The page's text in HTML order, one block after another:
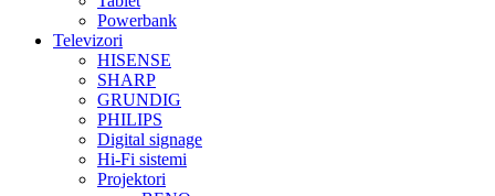
Powerbank
Televizori
HISENSE
SHARP
GRUNDIG
PHILIPS
Digital signage
Hi-Fi sistemi
Projektori